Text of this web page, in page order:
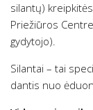
silantų)
Priežiūros
gydytojo).
Silantai – tai
dantis nuo